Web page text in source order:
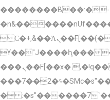
��������B��:�-
 Ϲ�+,&��Ὰܢ��F[��(�1�*"��
ϒ��"J����ԧ���
���ܢ��F[��x� ,�!q�� қ�*]/
���؝�2��7�SMc�s"���ޭ�DQ/�应�ܢ��F_��!
� :�s"������7